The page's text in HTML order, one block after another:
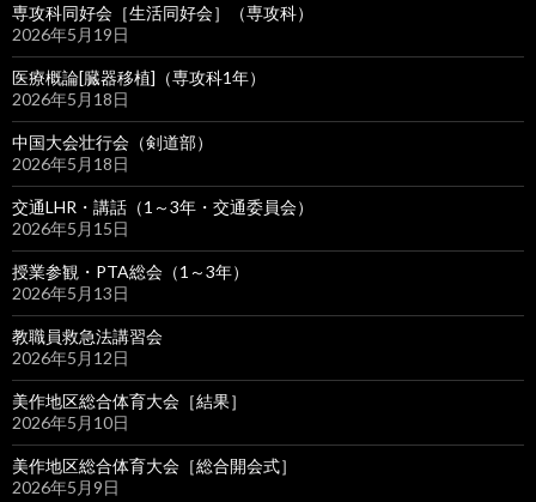
専攻科同好会［生活同好会］（専攻科）
2026年5月19日
医療概論[臓器移植]（専攻科1年）
2026年5月18日
中国大会壮行会（剣道部）
2026年5月18日
交通LHR・講話（1～3年・交通委員会）
2026年5月15日
授業参観・PTA総会（1～3年）
2026年5月13日
教職員救急法講習会
2026年5月12日
美作地区総合体育大会［結果］
2026年5月10日
美作地区総合体育大会［総合開会式］
2026年5月9日